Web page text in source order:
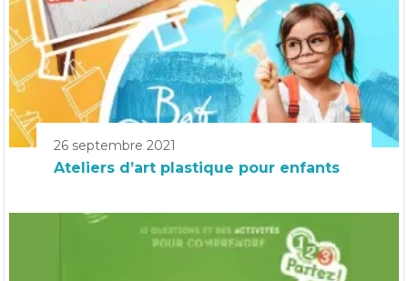
26 septembre 2021
Ateliers d’art plastique pour enfants